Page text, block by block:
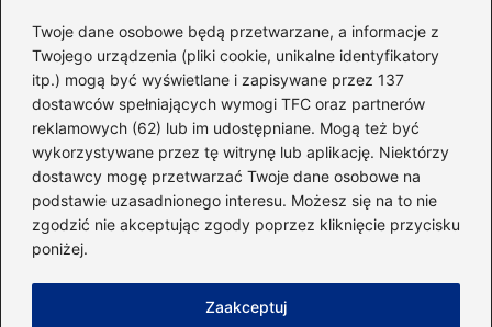
Twoje dane osobowe będą przetwarzane, a informacje z
Twojego urządzenia (pliki cookie, unikalne identyfikatory
itp.) mogą być wyświetlane i zapisywane przez 137
dostawców spełniających wymogi TFC oraz partnerów
reklamowych (62) lub im udostępniane. Mogą też być
wykorzystywane przez tę witrynę lub aplikację. Niektórzy
dostawcy mogę przetwarzać Twoje dane osobowe na
podstawie uzasadnionego interesu. Możesz się na to nie
zgodzić nie akceptując zgody poprzez kliknięcie przycisku
poniżej.
Zaakceptuj
Kategorie
Dieta i kalorie(221)
Fitness(236)
Siłownia(101)
Sport(60)
Sprzęt i akcesoria(25)
Suplementy(38)